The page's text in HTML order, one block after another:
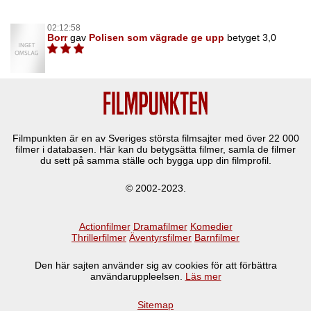
02:12:58
Borrgav Polisen som vägrade ge upp betyget 3,0
Filmpunkten är en av Sveriges största filmsajter med över 22 000
filmer i databasen. Här kan du betygsätta filmer, samla de filmer
du sett på samma ställe och bygga upp din filmprofil.
© 2002-2023.
Actionfilmer Dramafilmer Komedier
Thrillerfilmer Äventyrsfilmer Barnfilmer
Den här sajten använder sig av cookies för att förbättra
användaruppleelsen. Läs mer
Sitemap